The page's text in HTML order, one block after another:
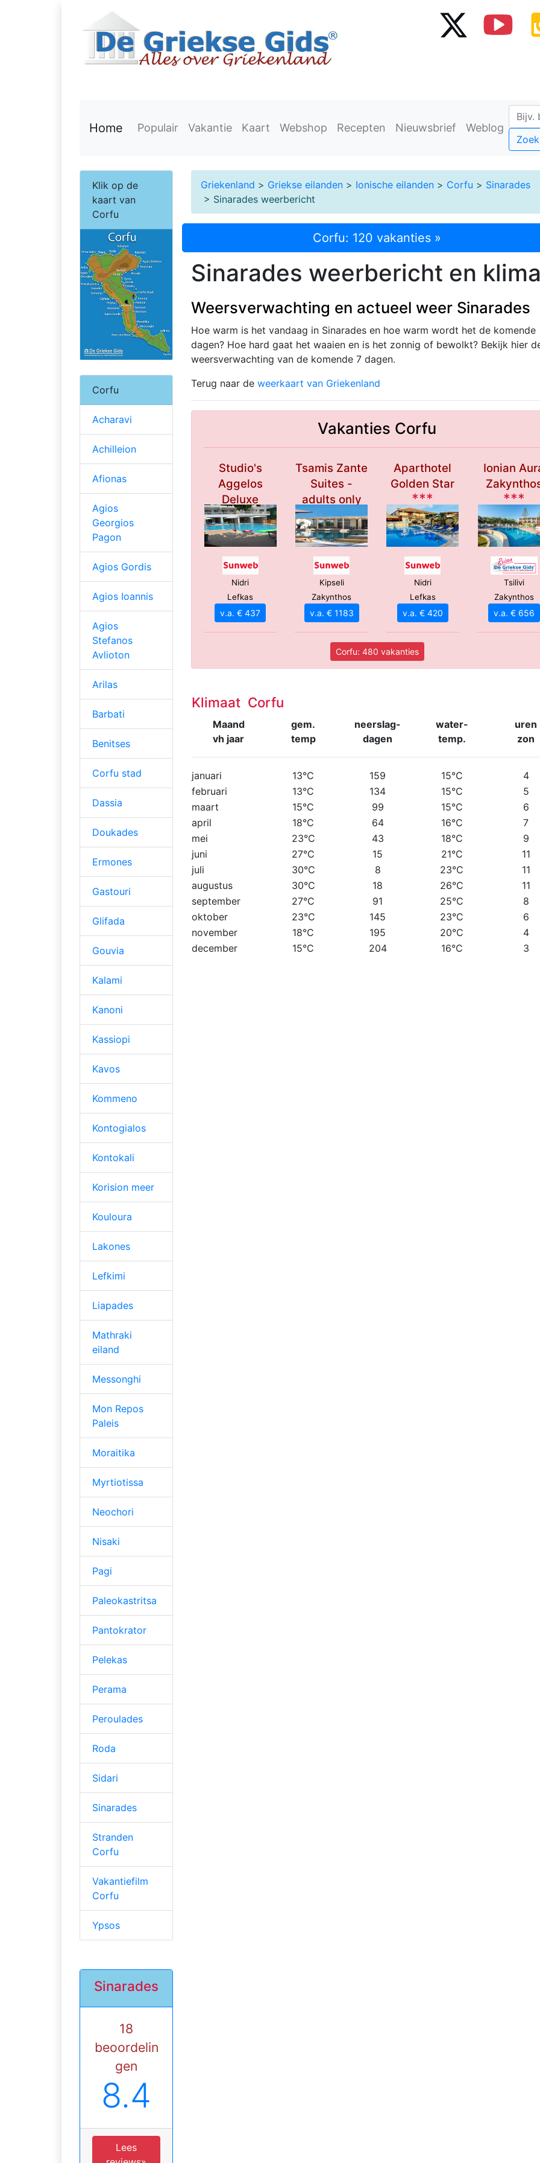
Home Populair Vakantie Kaart Webshop Recepten Nieuwsbrief Weblog
Griekenland > Griekse eilanden > Ionische eilanden > Corfu > Sinarades
> Sinarades weerbericht
Corfu: 120 vakanties »
Sinarades weerbericht en
Weersverwachting en actueel weer Sinarades
Hoe warm is het vandaag in Sinarades en hoe warm wordt het de komende
dagen? Hoe hard gaat het waaien en is het zonnig of bewolkt? Bekijk hier
weersverwachting van de komende 7 dagen.
Terug naar de weerkaart van Griekenland
Vakanties Corfu
Studio's
Aggelos
Deluxe
****
Nidri
Lefkas
v.a. € 437
Tsamis Zante
Suites -
adults only
****
Kipseli
Zakynthos
v.a. € 1183
Aparthotel
Golden Star
***
Nidri
Lefkas
v.a. € 420
Ionian
***
Tsilivi
Zakynthos
v.a. € 656
Corfu: 480 vakanties
Klimaat Corfu
Maand
vh jaar
gem.
temp
neerslag-
dagen
water-
temp.
uren
zon
januari 13°C 159 15°C
4
februari
13°C 134 15°C
5
maart
15°C 99 15°C
6
april
18°C 64 16°C
7
mei
23°C 43 18°C
9
juni
27°C 15 21°C
11
juli
30°C 8 23°C
11
augustus
30°C 18 26°C
11
september
27°C 91 25°C
8
oktober
23°C 145 23°C
6
november
18°C 195 20°C
4
december
15°C 204 16°C 3
Klik op de
kaart van
Corfu
Corfu
Acharavi
Achilleion
Afionas
Agios
Georgios
Pagon
Agios Gordis
Agios Ioannis
Agios
Stefanos
Avlioton
Arilas
Barbati
Benitses
Corfu stad
Dassia
Doukades
Ermones
Gastouri
Glifada
Gouvia
Kalami
Kanoni
Kassiopi
Kavos
Kommeno
Kontogialos
Kontokali
Korision meer
Kouloura
Lakones
Lefkimi
Liapades
Mathraki
eiland
Messonghi
Mon Repos
Paleis
Moraitika
Myrtiotissa
Neochori
Nisaki
Pagi
Paleokastritsa
Pantokrator
Pelekas
Perama
Peroulades
Roda
Sidari
Sinarades
Stranden
Corfu
Vakantiefilm
Corfu
Ypsos
Sinarades
18
beoordelin
gen
8.4
Lees